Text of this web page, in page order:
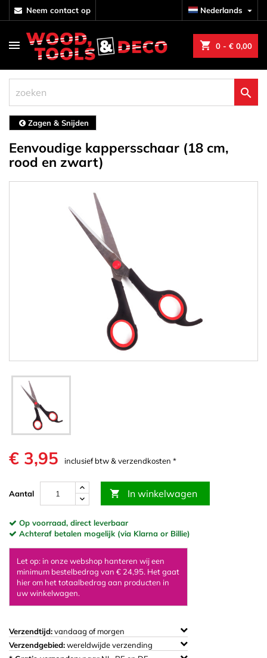
neem contact op Nederlands 
shopping_cart 0 - € 0,00

Zagen & Snijden
Eenvoudige kappersschaar (18 cm,
rood en zwart)
€ 3,95 inclusief btw & verzendkosten *
Aantal  In winkelwagen
Op voorraad, direct leverbaar
Achteraf betalen mogelijk (via Klarna or Billie)
Let op: in onze webshop hanteren wij een
minimum bestelbedrag van € 24,95. Het gaat
hier om het totaalbedrag aan producten in
uw winkelwagen.
Verzendtijd:vandaag of morgen
Verzendgebied:wereldwijde verzending